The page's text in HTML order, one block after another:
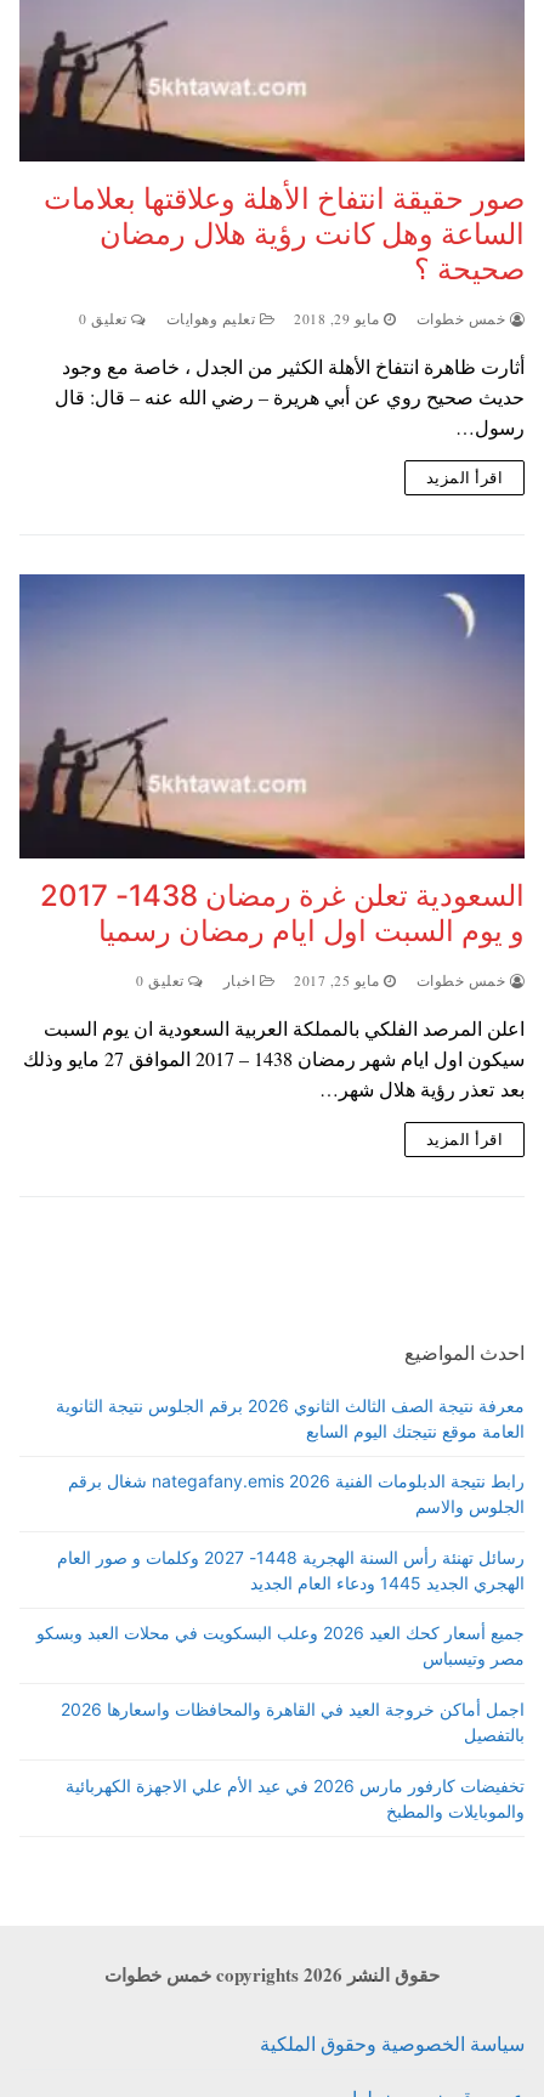
صور حقيقة انتفاخ الأهلة وعلاقتها بعلامات
الساعة وهل كانت رؤية هلال رمضان
صحيحة ؟
خمس خطوات مايو 29, 2018 تعليم وهوايات تعليق 0
أثارت ظاهرة انتفاخ الأهلة الكثير من الجدل ، خاصة مع وجود
حديث صحيح روي عن أبي هريرة – رضي الله عنه – قال: قال
رسول…
اقرأ المزيد
السعودية تعلن غرة رمضان 1438- 2017
و يوم السبت اول ايام رمضان رسميا
خمس خطوات مايو 25, 2017 اخبار تعليق 0
اعلن المرصد الفلكي بالمملكة العربية السعودية ان يوم السبت
سيكون اول ايام شهر رمضان 1438 – 2017 الموافق 27 مايو وذلك
بعد تعذر رؤية هلال شهر…
اقرأ المزيد
احدث المواضيع
معرفة نتيجة الصف الثالث الثانوي 2026 برقم الجلوس نتيجة الثانوية
العامة موقع نتيجتك اليوم السابع
رابط نتيجة الدبلومات الفنية 2026 nategafany.emis شغال برقم
الجلوس والاسم
رسائل تهنئة رأس السنة الهجرية 1448- 2027 وكلمات و صور العام
الهجري الجديد 1445 ودعاء العام الجديد
جميع أسعار كحك العيد 2026 وعلب البسكويت في محلات العبد وبسكو
مصر وتيسباس
اجمل أماكن خروجة العيد في القاهرة والمحافظات واسعارها 2026
بالتفصيل
تخفيضات كارفور مارس 2026 في عيد الأم علي الاجهزة الكهربائية
والموبايلات والمطبخ
حقوق النشر copyrights 2026 خمس خطوات
سياسة الخصوصية وحقوق الملكية